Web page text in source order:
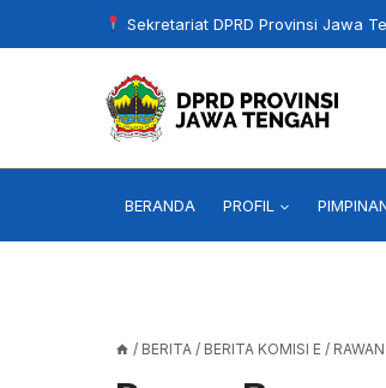
to
Sekretariat DPRD Provinsi Jawa
BERANDA PROFIL
/ BERITA / BERITA KOMISI E /